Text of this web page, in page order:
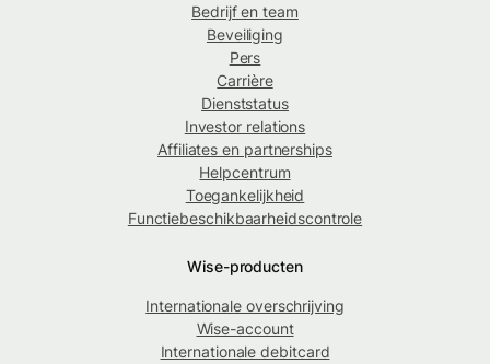
Bedrijf en team
Beveiliging
Pers
Carrière
Dienststatus
Investor relations
Affiliates en partnerships
Helpcentrum
Toegankelijkheid
Functiebeschikbaarheidscontrole
Wise-producten
Internationale overschrijving
Wise-account
Internationale debitcard